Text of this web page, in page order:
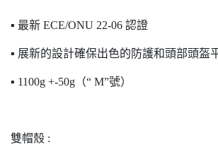
▪ 最新 ECE/ONU 22-06 認證
▪ 展新的設計確保出色的防護和頭部頭盔
▪ 1100g +-50g（“ M”號）
雙帽殼 :